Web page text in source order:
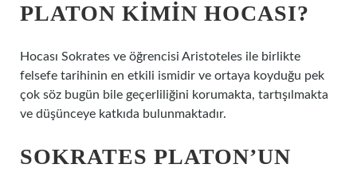
PLATON KIMIN HOCASI?
Hocası Sokrates ve öğrencisi Aristoteles ile birlikte
felsefe tarihinin en etkili ismidir ve ortaya koyduğu pek
çok söz bugün bile geçerliliğini korumakta, tartışılmakta
ve düşünceye katkıda bulunmaktadır.
SOKRATES PLATON’UN